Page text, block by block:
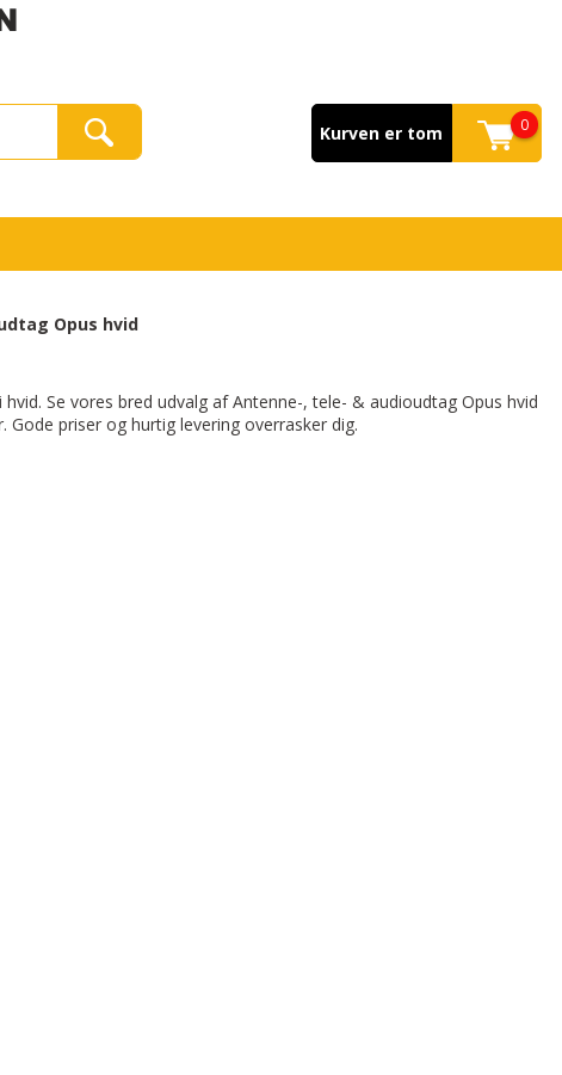
Kurven er tom 0
Opus hvid
Se vores bred udvalg af Antenne-, tele- & audioudtag Opus hvid
priser og hurtig levering overrasker dig.